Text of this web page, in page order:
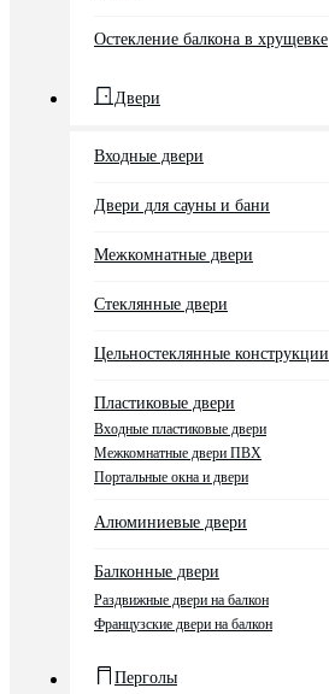
Остекление балкона в хрущевке
Двери
Входные двери
Двери для сауны и бани
Межкомнатные двери
Стеклянные двери
Цельностеклянные конструкции
Пластиковые двери
Входные пластиковые двери
Межкомнатные двери ПВХ
Портальные окна и двери
Алюминиевые двери
Балконные двери
Раздвижные двери на балкон
Французские двери на балкон
Перголы